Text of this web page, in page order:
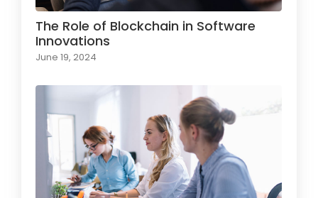
The Role of Blockchain in Software
Innovations
June 19, 2024